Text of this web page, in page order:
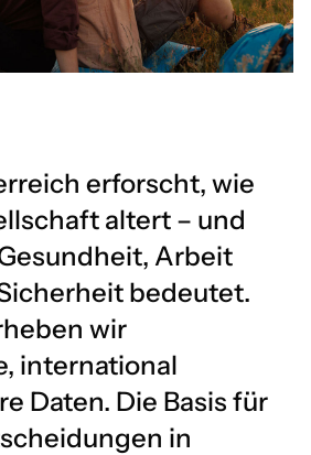
erforscht, wie
altert – und
Arbeit
bedeutet.
wir
international
Daten. Die Basis für
in